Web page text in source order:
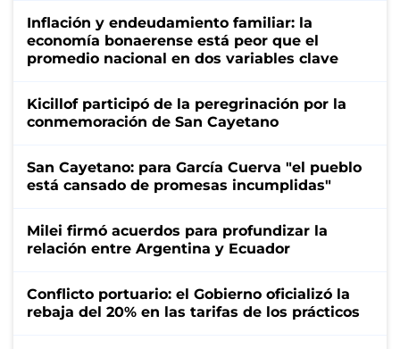
Inflación y endeudamiento familiar: la
economía bonaerense está peor que el
promedio nacional en dos variables clave
Kicillof participó de la peregrinación por la
conmemoración de San Cayetano
San Cayetano: para García Cuerva "el pueblo
está cansado de promesas incumplidas"
Milei firmó acuerdos para profundizar la
relación entre Argentina y Ecuador
Conflicto portuario: el Gobierno oficializó la
rebaja del 20% en las tarifas de los prácticos